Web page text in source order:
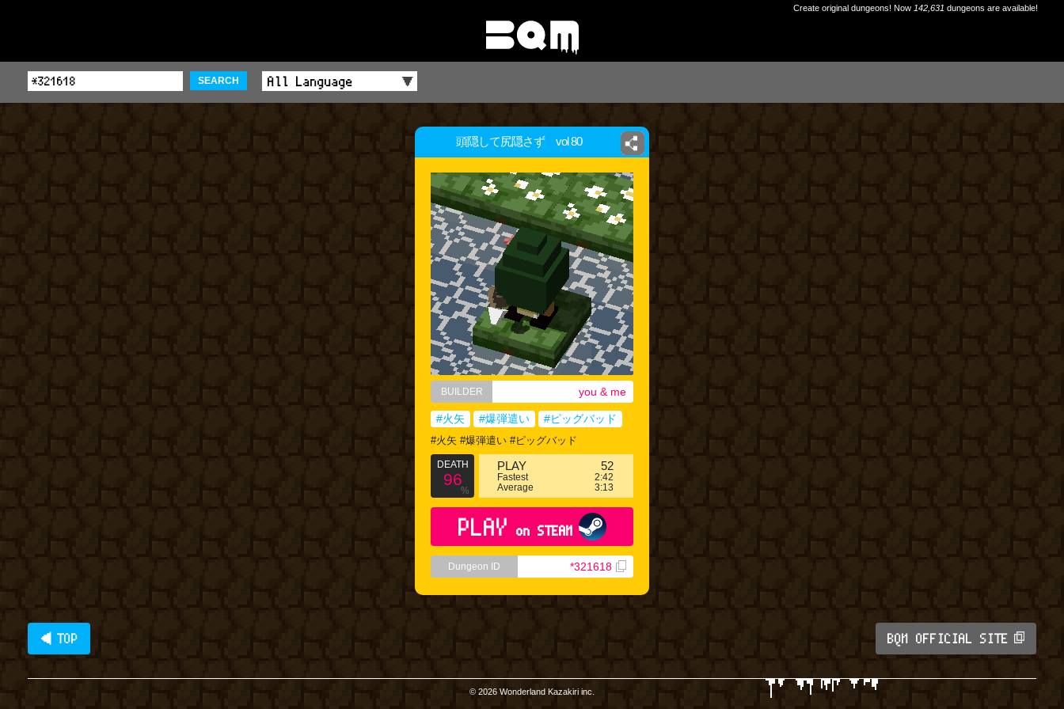
Create original dungeons! Now 142,631 dungeons are available!
SEARCH
頭隠して尻隠さず vol 80
BUILDER you & me
#火矢 #爆弾遣い #ピッグバッド
#火矢 #爆弾遣い #ピッグバッド
DEATH
96
%
PLAY 52
Fastest
2:42
Average
3:13
PLAY on STEAM
Dungeon ID *321618
◀ TOP BQM OFFICIAL SITE
© 2026 Wonderland Kazakiri inc.